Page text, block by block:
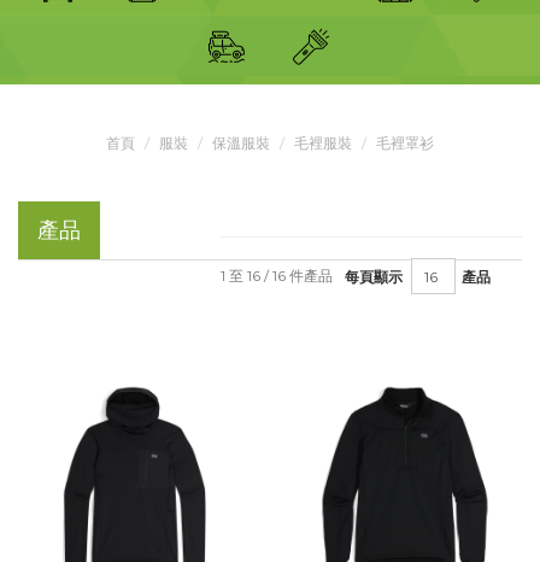
首頁 服裝 保溫服裝 毛裡服裝 毛裡罩衫
產品
每頁顯示 產品
1 至 16 / 16 件產品